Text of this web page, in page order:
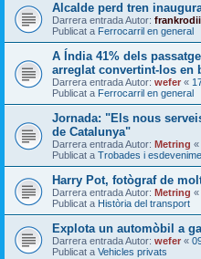
Alcalde perd tren
Darrera entrada Autor:
Publicat a Ferrocarril en general
A Índia 41% dels
arreglat convertint-los en
Darrera entrada Autor: wefer «
Publicat a Ferrocarril en general
Jornada: "Els nous
de Catalunya"
Darrera entrada Autor: Metring «
Publicat a Trobades i
Harry Pot, fotògraf de
Darrera entrada Autor: Metring «
Publicat a Història del transport
Explota un automòbil a
Darrera entrada Autor: wefer «
Publicat a Vehicles privats